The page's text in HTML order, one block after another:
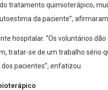
tratamento quimioterápico,
da paciente”, afirmaram.
hospitalar. “Os voluntários
tratar-se de um trabalho sério
pacientes”, enfatizou.